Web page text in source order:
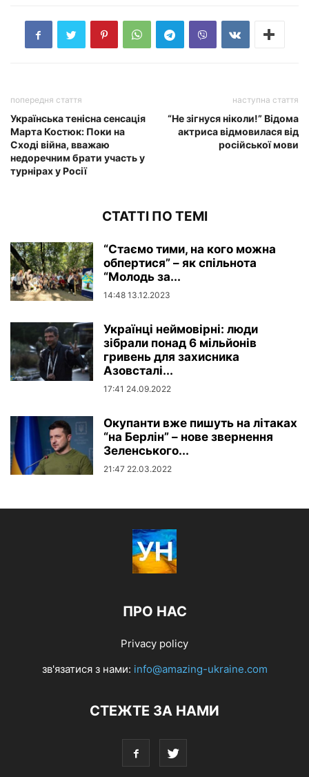
попередня стаття
Українська тенісна сенсація
Марта Костюк: Поки на
Сході війна, вважаю
недоречним брати участь у
турнірах у Росії
наступна стаття
“Не зігнуся ніколи!” Відома
актриса відмовилася від
російської мови
СТАТТІ ПО ТЕМІ
“Стаємо тими, на кого можна
обпертися” – як спільнота
“Молодь за...
14:48 13.12.2023
Українці неймовірні: люди
зібрали понад 6 мільйонів
гривень для захисника
Азовсталі...
17:41 24.09.2022
Окупанти вже пишуть на літаках
“на Берлін” – нове звернення
Зеленського...
21:47 22.03.2022
ПРО НАС
Privacy policy
зв'язатися з нами: info@amazing-ukraine.com
СТЕЖТЕ ЗА НАМИ